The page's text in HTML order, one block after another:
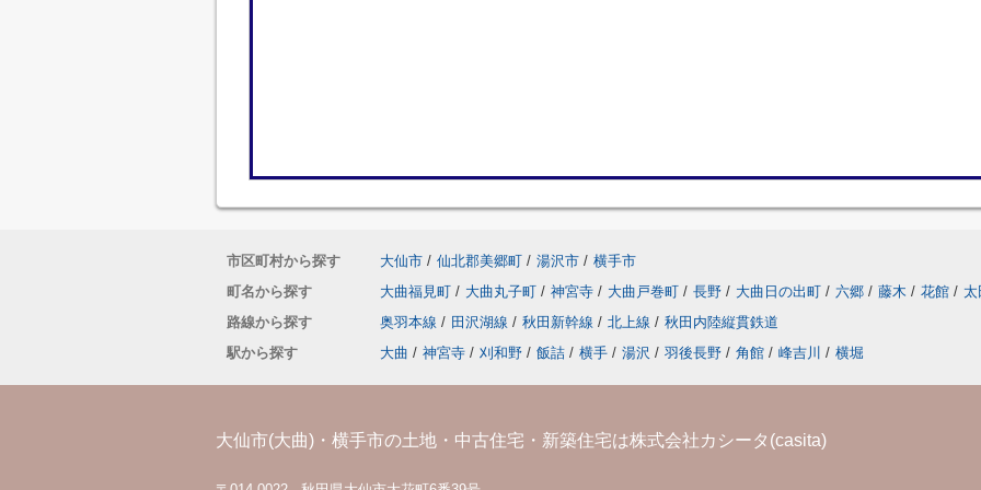
市区町村から探す 大仙市 / 仙北郡美郷町 / 湯沢市 / 横手市
町名から探す
大曲福見町 / 大曲丸子町 / 神宮寺 / 大曲戸巻町 / 長野 / 大曲日の出町 / 六郷 / 藤木 / 花館 / 太
路線から探す
奥羽本線 / 田沢湖線 / 秋田新幹線 / 北上線 / 秋田内陸縦貫鉄道
駅から探す
大曲 / 神宮寺 / 刈和野 / 飯詰 / 横手 / 湯沢 / 羽後長野 / 角館 / 峰吉川 / 横堀
大仙市(大曲)・横手市の土地・中古住宅・新築住宅は株式会社カシータ(casita)